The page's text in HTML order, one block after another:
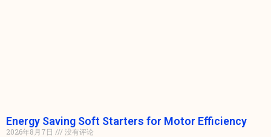
Energy Saving Soft Starters for Motor Efficiency
2026年8月7日
没有评论